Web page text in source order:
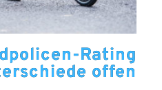
Rating
offen